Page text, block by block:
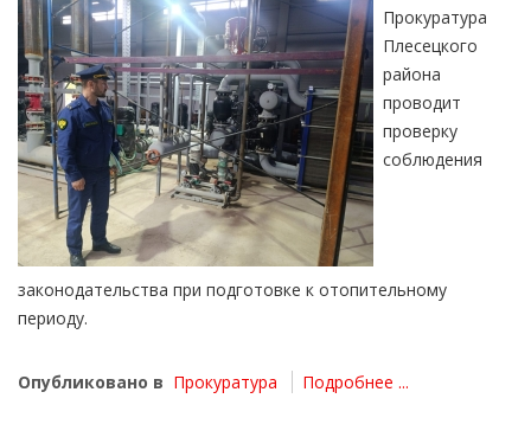
Прокуратура
Плесецкого
района
проводит
проверку
соблюдения
законодательства при подготовке к отопительному
периоду.
Опубликовано в Прокуратура Подробнее ...